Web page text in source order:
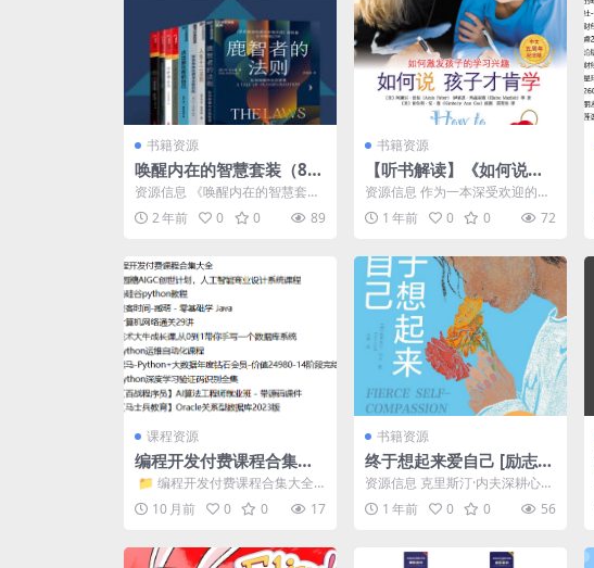
书籍资源
唤醒内在的智慧套装（8
册）（聆听苏格拉底的箴
言金句，读取自己的身心
智慧）
资源信息 《唤醒内在的智慧套
装》（8册）是一套深度心灵成长
指南，通过聆听苏格拉底...
2 年前 0 0 89
书籍资源
【听书解读】《如何说孩
子才肯学》
资源信息 作为一本深受欢迎的亲
子教育读物，《如何说孩子才肯
学》这本书所提出的沟通...
1 年前 0 0 72
课程资源
编程开发付费课程合集大
全
​ 📁 编程开发付费课程合集大全
📁 y园糖AIGC创世计划，人工...
10 月前 0 0 17
书籍资源
终于想起来爱自己 [励志成
功] [pdf+全格式]
资源信息 克里斯汀·内夫深耕心理
学自我关怀领域，探索出了一种
全新的自我关怀。尽管...
1 年前 0 0 56